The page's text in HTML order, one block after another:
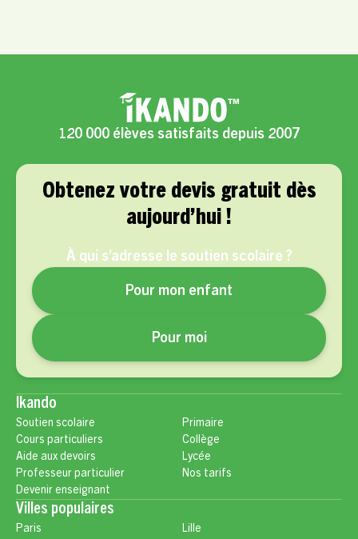
120 000 élèves satisfaits depuis 2007
Obtenez votre devis gratuit dès
aujourd’hui !
À qui s’adresse le soutien scolaire ?
Pour mon enfant
Pour moi
Ikando
Soutien scolaire
Cours particuliers
Aide aux devoirs
Professeur particulier
Devenir enseignant
Primaire
Collège
Lycée
Nos tarifs
Villes populaires
Paris
Lille